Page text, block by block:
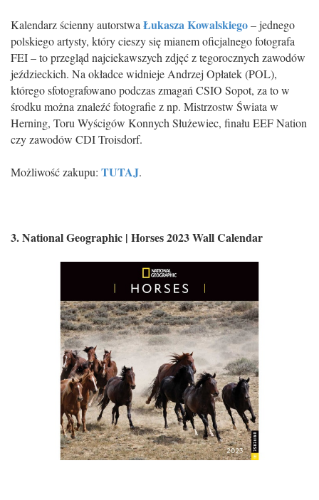
Kalendarz ścienny autorstwaŁukasza Kowalskiego– jednego
polskiego artysty, który cieszy się mianem oficjalnego fotografa
FEI – to przegląd najciekawszych zdjęć z tegorocznych zawodów
jeździeckich. Na okładce widnieje Andrzej Opłatek (POL),
którego sfotografowano podczas zmagań CSIO Sopot, za to w
środku można znaleźć fotografie z np. Mistrzostw Świata w
Herning, Toru Wyścigów Konnych Służewiec, finału EEF Nation
czy zawodów CDI Troisdorf.
Możliwość zakupu: TUTAJ.
3. National Geographic | Horses 2023 Wall Calendar